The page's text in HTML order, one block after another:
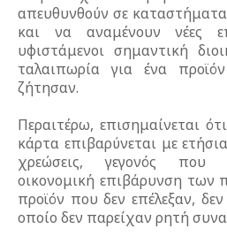
απευθυνθούν σε
και να αναμένουν νέες
υφιστάμενοι σημαντική
ταλαιπωρία για ένα
ζήτησαν.
Περαιτέρω, επισημαίνεται
κάρτα επιβαρύνεται με
χρεώσεις, γεγονός που
οικονομική επιβάρυνση των
προϊόν που δεν επέλεξαν,
οποίο δεν παρείχαν ρητή